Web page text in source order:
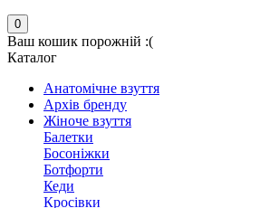
0
Ваш кошик порожній :(
Каталог
Анатомічне взуття
Архів бренду
Жіноче взуття
Балетки
Босоніжки
Ботфорти
Кеди
Кросівки